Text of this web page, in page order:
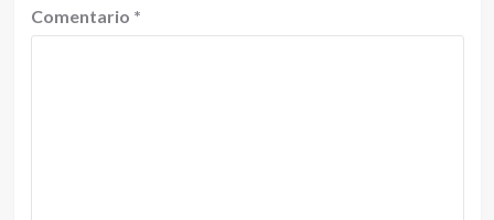
Comentario *